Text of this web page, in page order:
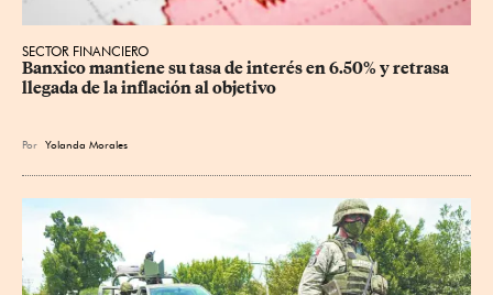
SECTOR FINANCIERO
Banxico mantiene su tasa de interés en 6.50% y retrasa
llegada de la inflación al objetivo
Por Yolanda Morales